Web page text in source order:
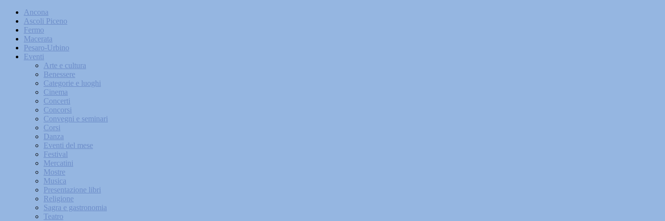
Ancona
Ascoli Piceno
Fermo
Macerata
Pesaro-Urbino
Eventi
Arte e cultura
Benessere
Categorie e luoghi
Cinema
Concerti
Concorsi
Convegni e seminari
Corsi
Danza
Eventi del mese
Festival
Mercatini
Mostre
Musica
Presentazione libri
Religione
Sagra e gastronomia
Teatro